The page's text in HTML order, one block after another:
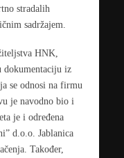
stradalih
sadržajem.
HNK,
iz
se odnosi na firmu
je navodno bio i
je i određena
d.o.o. Jablanica
Također,